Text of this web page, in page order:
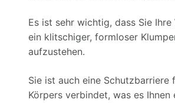
Es ist sehr wichtig, dass Sie
ein klitschiger, formloser
aufzustehen.
Sie ist auch eine Schutzbarriere
Körpers verbindet, was es